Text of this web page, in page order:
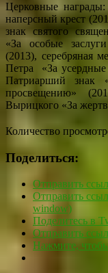
Церковные
наперсный крест
знак святого
«За особые
(2013), серебряная
Петра «За
Патриарший знак
просвещению»
Вырицкого «За
Количество
Поделиться:
Отправить
Отправить
window)
Поделитесь в
Отправить
Нажмите,